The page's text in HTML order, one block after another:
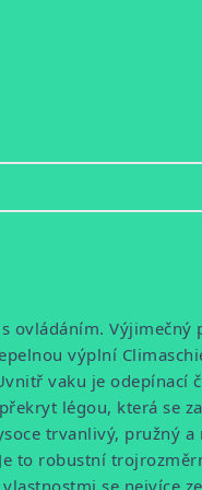
ovládáním. Výjimečný
výplní
vaku je odepínací
légou, která se
trvanlivý, pružný a
to robustní
se nejvíce